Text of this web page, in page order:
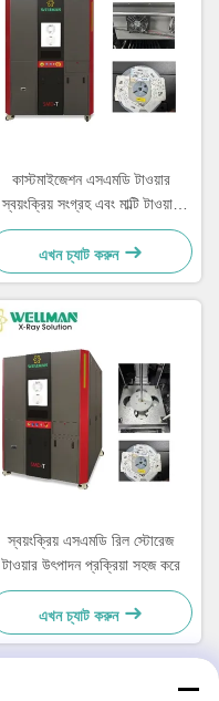
কাস্টমাইজেশন এসএমডি টাওয়ার
স্বয়ংক্রিয় সংগ্রহ এবং মাল্টি টাওয়ার
সংযোগ সহ পুনরুদ্ধার
এখন চ্যাট করুন
স্বয়ংক্রিয় এসএমডি রিল স্টোরেজ
টাওয়ার উৎপাদন প্রক্রিয়া সহজ করে
এখন চ্যাট করুন